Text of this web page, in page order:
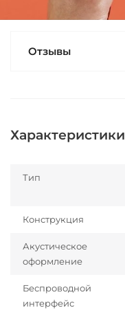
Отзывы
Характеристики
Тип
Конструкция
Акустическое
оформление
Беспроводной
интерфейс